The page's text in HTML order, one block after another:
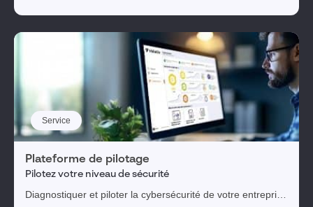
Service
Plateforme de pilotage
Pilotez votre niveau de sécurité
Diagnostiquer et piloter la cybersécurité de votre entreprise